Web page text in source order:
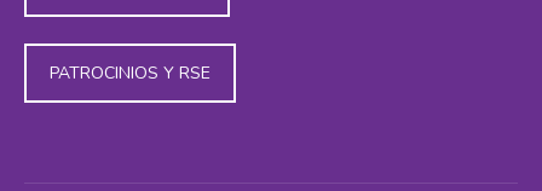
PATROCINIOS Y RSE